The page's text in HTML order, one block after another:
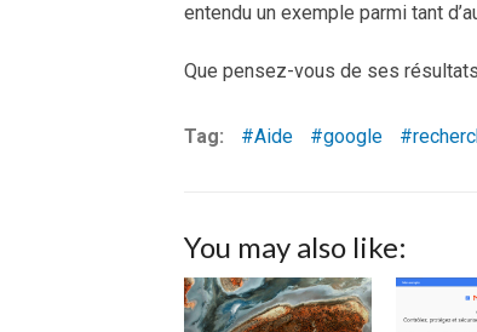
entendu un exemple parmi tant
Que pensez-vous de ses
Tag: Aide google
You may also like: